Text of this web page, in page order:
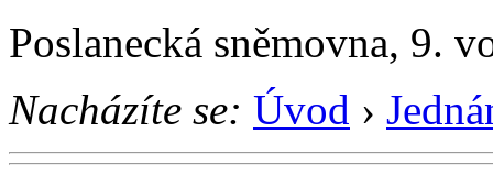
Poslanecká sněmovna, 9.
Nacházíte se: Úvod ›